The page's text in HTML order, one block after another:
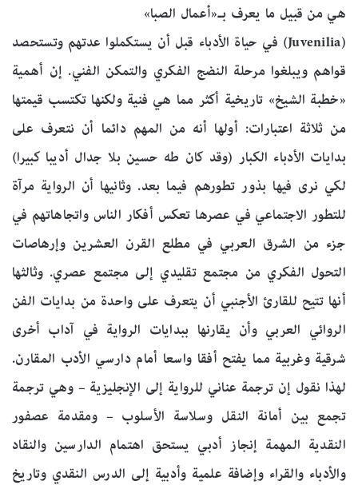
هي من قبيل ما يعرف بـ«أعمال الصبا»
(Juvenilia) في حياة الأدباء قبل أن يستكملوا عدتهم وتستحصد
قواهم ويبلغوا مرحلة النضج الفكري والتمكن الفني. إن أهمية
«خطبة الشيخ» تاريخية أكثر مما هي فنية ولكنها تكتسب قيمتها
من ثلاثة اعتبارات: أولها أنه من المهم دائما أن نتعرف على
بدايات الأدباء الكبار (وقد كان طه حسين بلا جدال أديبا كبيرا)
لكي نرى فيها بذور تطورهم فيما بعد. وثانيها أن الرواية مرآة
للتطور الاجتماعي في عصرها تعكس أفكار الناس واتجاهاتهم في
جزء من الشرق العربي في مطلع القرن العشرين وإرهاصات
التحول الفكري من مجتمع تقليدي إلى مجتمع عصري. وثالثها
أنها تتيح للقارئ الأجنبي أن يتعرف على واحدة من بدايات الفن
الروائي العربي وأن يقارنها ببدايات الرواية في آداب أخرى
شرقية وغربية مما يفتح أفقا واسعا أمام دارسي الأدب المقارن.
لهذا نقول إن ترجمة عناني للرواية إلى الإنجليزية – وهي ترجمة
تجمع بين أمانة النقل وسلاسة الأسلوب – ومقدمة عصفور
النقدية المهمة إنجاز أدبي يستحق اهتمام الدارسين والنقاد
والأدباء والقراء وإضافة علمية وأدبية إلى الدرس النقدي وتاريخ